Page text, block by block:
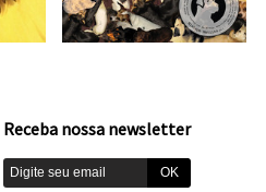
Receba nossa newsletter